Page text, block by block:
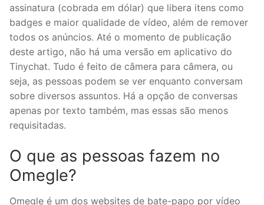
assinatura (cobrada em dólar) que libera itens como
badges e maior qualidade de vídeo, além de remover
todos os anúncios. Até o momento de publicação
deste artigo, não há uma versão em aplicativo do
Tinychat. Tudo é feito de câmera para câmera, ou
seja, as pessoas podem se ver enquanto conversam
sobre diversos assuntos. Há a opção de conversas
apenas por texto também, mas essas são menos
requisitadas.
O que as pessoas fazem no
Omegle?
Omegle é um dos websites de bate-papo por vídeo